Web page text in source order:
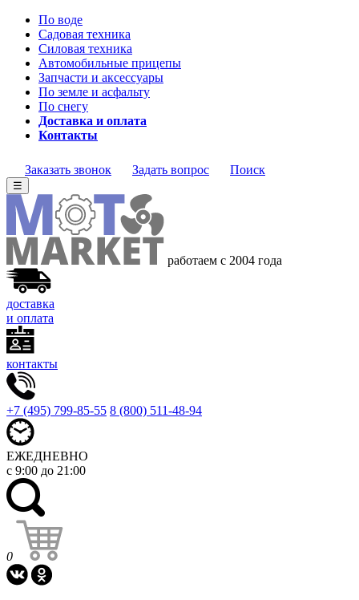
По воде
Садовая техника
Силовая техника
Автомобильные прицепы
Запчасти и аксессуары
По земле и асфальту
По снегу
Доставка и оплата
Контакты
Заказать звонок Задать вопрос Поиск
☰
работаем с 2004 года
доставка
и оплата
контакты
+7 (495) 799-85-55 8 (800) 511-48-94
ЕЖЕДНЕВНО
с 9:00 до 21:00
0